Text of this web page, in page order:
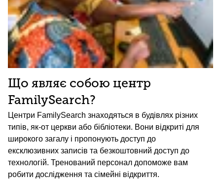
Що являє собою центр
FamilySearch?
Центри FamilySearch знаходяться в будівлях різних
типів, як-от церкви або бібліотеки. Вони відкриті для
широкого загалу і пропонують доступ до
ексклюзивних записів та безкоштовний доступ до
технологій. Тренований персонал допоможе вам
робити дослідження та сімейні відкриття.